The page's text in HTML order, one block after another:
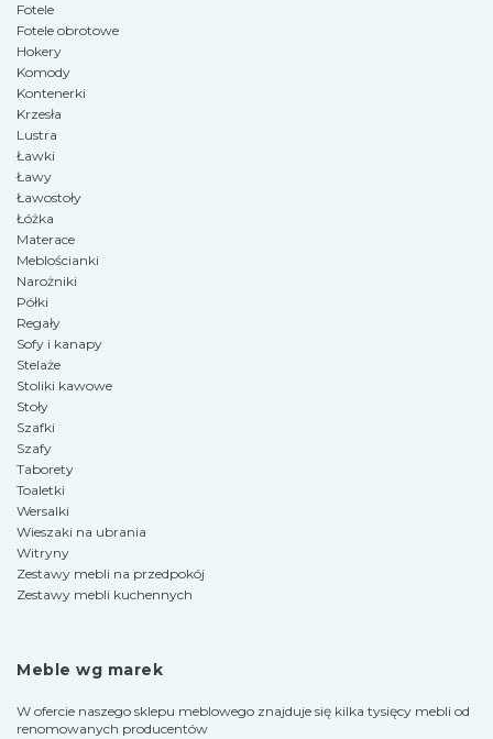
Fotele
Fotele obrotowe
Hokery
Komody
Kontenerki
Krzesła
Lustra
Ławki
Ławy
Ławostoły
Łóżka
Materace
Meblościanki
Narożniki
Półki
Regały
Sofy i kanapy
Stelaże
Stoliki kawowe
Stoły
Szafki
Szafy
Taborety
Toaletki
Wersalki
Wieszaki na ubrania
Witryny
Zestawy mebli na przedpokój
Zestawy mebli kuchennych
Meble wg marek
W ofercie naszego sklepu meblowego znajduje się kilka tysięcy mebli od
renomowanych producentów